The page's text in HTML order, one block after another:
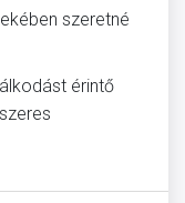
szeretné
érintő